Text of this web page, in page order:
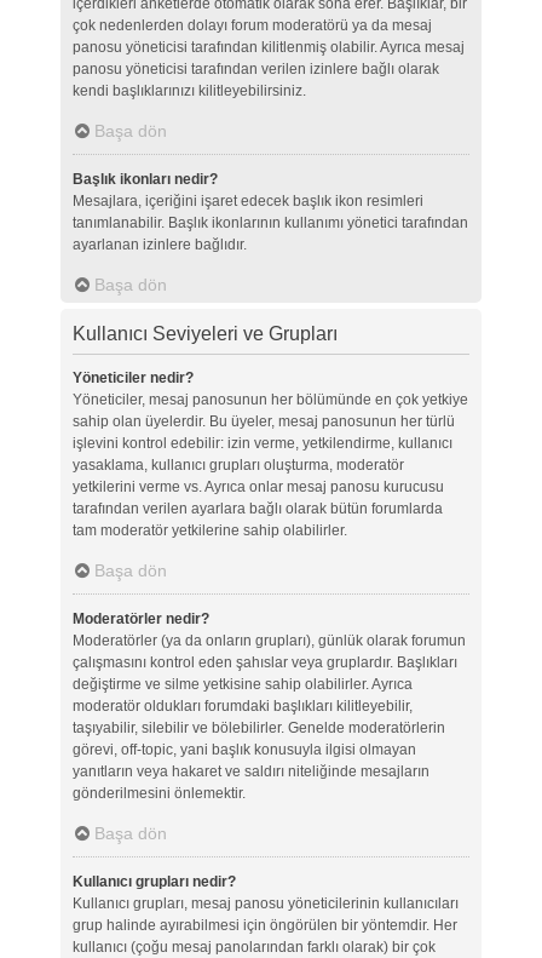
içerdikleri anketlerde otomatik olarak sona erer. Başlıklar, bir
çok nedenlerden dolayı forum moderatörü ya da mesaj
panosu yöneticisi tarafından kilitlenmiş olabilir. Ayrıca mesaj
panosu yöneticisi tarafından verilen izinlere bağlı olarak
kendi başlıklarınızı kilitleyebilirsiniz.
Başa dön
Başlık ikonları nedir?
Mesajlara, içeriğini işaret edecek başlık ikon resimleri
tanımlanabilir. Başlık ikonlarının kullanımı yönetici tarafından
ayarlanan izinlere bağlıdır.
Başa dön
Kullanıcı Seviyeleri ve Grupları
Yöneticiler nedir?
Yöneticiler, mesaj panosunun her bölümünde en çok yetkiye
sahip olan üyelerdir. Bu üyeler, mesaj panosunun her türlü
işlevini kontrol edebilir: izin verme, yetkilendirme, kullanıcı
yasaklama, kullanıcı grupları oluşturma, moderatör
yetkilerini verme vs. Ayrıca onlar mesaj panosu kurucusu
tarafından verilen ayarlara bağlı olarak bütün forumlarda
tam moderatör yetkilerine sahip olabilirler.
Başa dön
Moderatörler nedir?
Moderatörler (ya da onların grupları), günlük olarak forumun
çalışmasını kontrol eden şahıslar veya gruplardır. Başlıkları
değiştirme ve silme yetkisine sahip olabilirler. Ayrıca
moderatör oldukları forumdaki başlıkları kilitleyebilir,
taşıyabilir, silebilir ve bölebilirler. Genelde moderatörlerin
görevi, off-topic, yani başlık konusuyla ilgisi olmayan
yanıtların veya hakaret ve saldırı niteliğinde mesajların
gönderilmesini önlemektir.
Başa dön
Kullanıcı grupları nedir?
Kullanıcı grupları, mesaj panosu yöneticilerinin kullanıcıları
grup halinde ayırabilmesi için öngörülen bir yöntemdir. Her
kullanıcı (çoğu mesaj panolarından farklı olarak) bir çok